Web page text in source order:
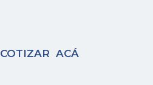
COTIZAR ACÁ